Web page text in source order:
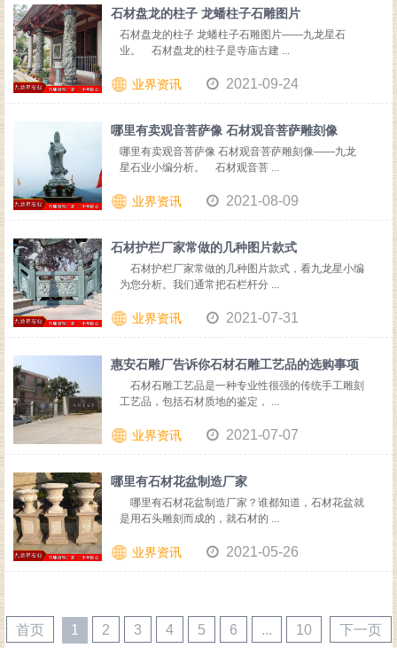
石材盘龙的柱子 龙蟠柱子石雕图片
石材盘龙的柱子 龙蟠柱子石雕图片——九龙星石
业。 石材盘龙的柱子是寺庙古建 ...
业界资讯 2021-09-24
哪里有卖观音菩萨像 石材观音菩萨雕刻像
哪里有卖观音菩萨像 石材观音菩萨雕刻像——九龙
星石业小编分析。 石材观音菩 ...
业界资讯 2021-08-09
石材护栏厂家常做的几种图片款式
石材护栏厂家常做的几种图片款式，看九龙星小编
为您分析。我们通常把石栏杆分 ...
业界资讯 2021-07-31
惠安石雕厂告诉你石材石雕工艺品的选购事项
石材石雕工艺品是一种专业性很强的传统手工雕刻
工艺品，包括石材质地的鉴定， ...
业界资讯 2021-07-07
哪里有石材花盆制造厂家
哪里有石材花盆制造厂家？谁都知道，石材花盆就
是用石头雕刻而成的，就石材的 ...
业界资讯 2021-05-26
首页 1 2 3 4 5 6 ... 10 下一页